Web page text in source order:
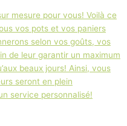
mesure pour vous! Voilà ce
vos pots et vos paniers
selon vos goûts, vos
de leur garantir un maximum
beaux jours! Ainsi, vous
seront en plein
service personnalisé!